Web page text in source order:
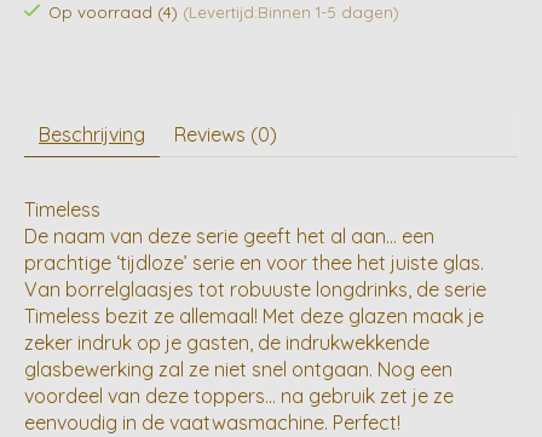
Op voorraad (4) (Levertijd:Binnen 1-5 dagen)
Beschrijving Reviews (0)
Timeless
De naam van deze serie geeft het al aan… een
prachtige ‘tijdloze’ serie en voor thee het juiste glas.
Van borrelglaasjes tot robuuste longdrinks, de serie
Timeless bezit ze allemaal! Met deze glazen maak je
zeker indruk op je gasten, de indrukwekkende
glasbewerking zal ze niet snel ontgaan. Nog een
voordeel van deze toppers… na gebruik zet je ze
eenvoudig in de vaatwasmachine. Perfect!